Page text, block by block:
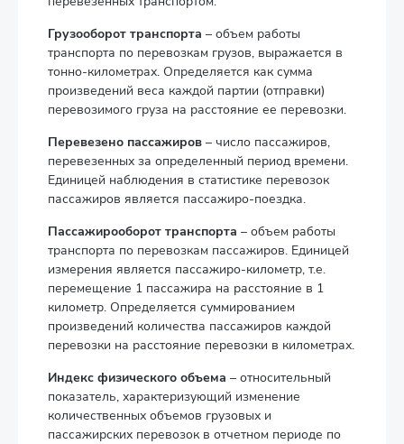
Грузооборот транспорта – объем работы
транспорта по перевозкам грузов, выражается в
тонно-километрах. Определяется как сумма
произведений веса каждой партии (отправки)
перевозимого груза на расстояние ее перевозки.
Перевезено пассажиров – число пассажиров,
перевезенных за определенный период времени.
Единицей наблюдения в статистике перевозок
пассажиров является пассажиро-поездка.
Пассажирооборот транспорта – объем работы
транспорта по перевозкам пассажиров. Единицей
измерения является пассажиро-километр, т.е.
перемещение 1 пассажира на расстояние в 1
километр. Определяется суммированием
произведений количества пассажиров каждой
перевозки на расстояние перевозки в километрах.
Индекс физического объема – относительный
показатель, характеризующий изменение
количественных объемов грузовых и
пассажирских перевозок в отчетном периоде по